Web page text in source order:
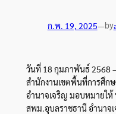
ก.พ. 19, 2025—by
วันที่ 18 กุมภาพันธ์ 2568
สำนักงานเขตพื้นที่การศึก
อำนาจเจริญ มอบหมายให้
สพม.อุบลราชธานี อำนาจ